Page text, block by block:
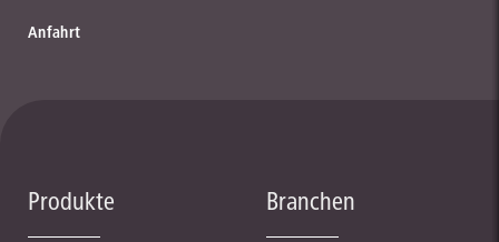
Anfahrt
Produkte Branchen